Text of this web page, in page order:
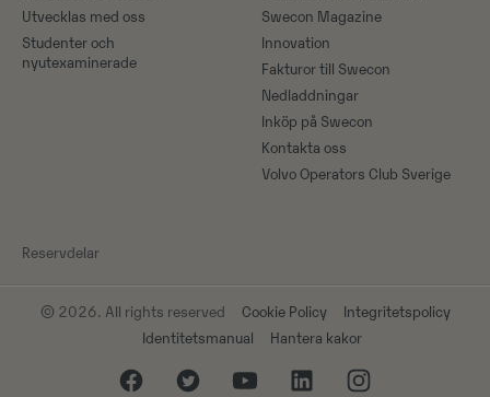
Utvecklas med oss
Studenter och
nyutexaminerade
Swecon Magazine
Innovation
Fakturor till Swecon
Nedladdningar
Inköp på Swecon
Kontakta oss
Volvo Operators Club Sverige
Reservdelar
© 2026. All rights reserved Cookie Policy
Integritetspolicy
Identitetsmanual
Hantera kakor